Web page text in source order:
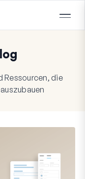
Ressourcen, die